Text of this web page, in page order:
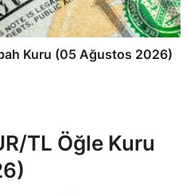
Kuru (05 Ağustos 2026)
TL Öğle Kuru